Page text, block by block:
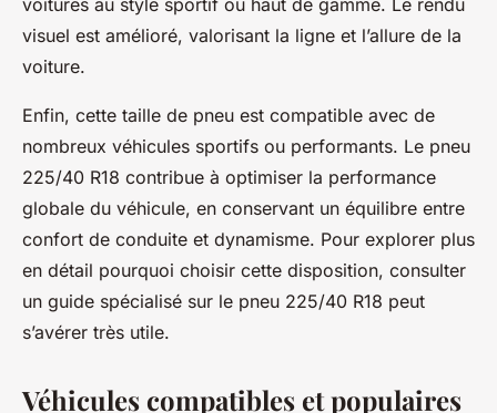
voitures au style sportif ou haut de gamme. Le rendu
visuel est amélioré, valorisant la ligne et l’allure de la
voiture.
Enfin, cette taille de pneu est compatible avec de
nombreux véhicules sportifs ou performants. Le pneu
225/40 R18 contribue à optimiser la performance
globale du véhicule, en conservant un équilibre entre
confort de conduite et dynamisme. Pour explorer plus
en détail pourquoi choisir cette disposition, consulter
un guide spécialisé sur le pneu 225/40 R18 peut
s’avérer très utile.
Véhicules compatibles et populaires